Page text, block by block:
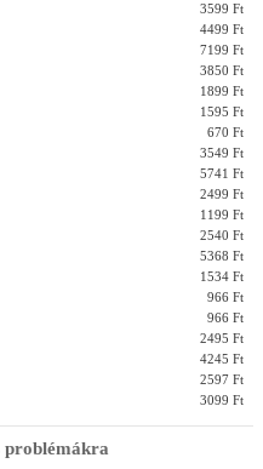
3599 Ft
4499 Ft
7199 Ft
3850 Ft
1899 Ft
1595 Ft
670 Ft
3549 Ft
5741 Ft
2499 Ft
1199 Ft
2540 Ft
5368 Ft
1534 Ft
966 Ft
966 Ft
2495 Ft
4245 Ft
2597 Ft
3099 Ft
problémákra